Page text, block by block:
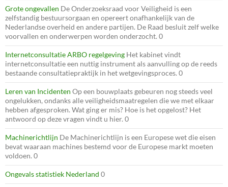
Grote ongevallen De Onderzoeksraad voor Veiligheid is een
zelfstandig bestuursorgaan en opereert onafhankelijk van de
Nederlandse overheid en andere partijen. De Raad besluit zelf welke
voorvallen en onderwerpen worden onderzocht. 0
Internetconsultatie ARBO regelgeving Het kabinet vindt
internetconsultatie een nuttig instrument als aanvulling op de reeds
bestaande consultatiepraktijk in het wetgevingsproces. 0
Leren van Incidenten Op een bouwplaats gebeuren nog steeds veel
ongelukken, ondanks alle veiligheidsmaatregelen die we met elkaar
hebben afgesproken. Wat ging er mis? Hoe is het opgelost? Het
antwoord op deze vragen vindt u hier. 0
Machinerichtlijn De Machinerichtlijn is een Europese wet die eisen
bevat waaraan machines bestemd voor de Europese markt moeten
voldoen. 0
Ongevals statistiek Nederland 0